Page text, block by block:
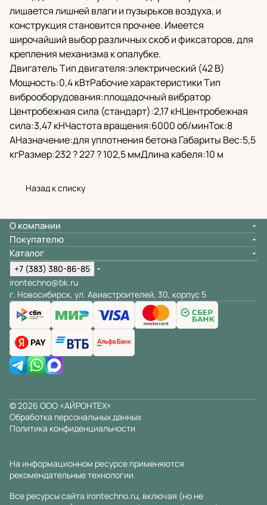
лишается лишней влаги и пузырьков воздуха, и
конструкция становится прочнее. Имеется
широчайший выбор различных скоб и фиксаторов, для
крепления механизма к опалубке.
Двигатель Тип двигателя:электрический (42 В)
Мощность:0,4 кВтРабочие характеристики Тип
виброоборудования:площадочный вибратор
Центробежная сила (стандарт):2,17 кНЦентробежная
сила:3,47 кНЧастота вращения:6000 об/минТок:8
АНазначение:для уплотнения бетона Габариты Вес:5,5
кгРазмер:232 ? 227 ? 102,5 ммДлина кабеля:10 м
Назад к списку
О компании
Покупателю
Каталог
+7 (383) 380-86-85
irontechno@bk.ru
г. Новосибирск, ул. Авиастроителей, 30, корпус 5
© 2026 ООО «АЙРОНТЕХ»
Обработка персональных данных
Политика конфиденциальности
На информационном ресурсе применяются
рекомендательные технологии.
Все ресурсы сайта irontechno.ru, включая (но не